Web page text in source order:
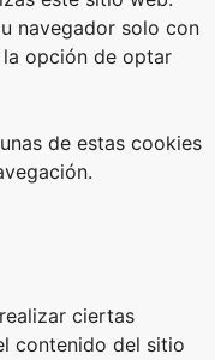
navegador solo con
opción de optar
de estas cookies
ciertas
contenido del sitio